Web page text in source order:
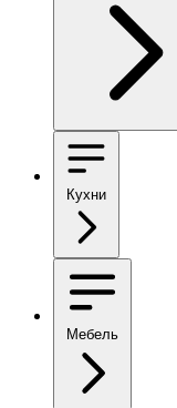
Кухни
Мебель